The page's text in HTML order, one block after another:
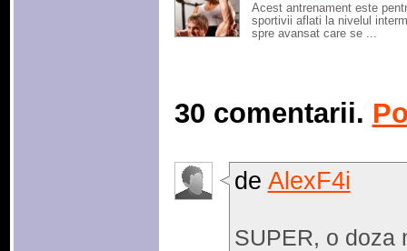
Acest antrenament este
sportivii aflati la nivelul
spre avansat care se ...
30 comentarii.
de AlexF4i
SUPER, o doza